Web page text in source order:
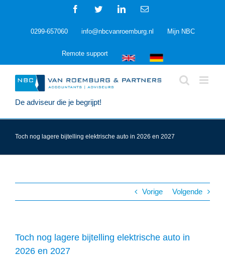
FacebookTwitterLinkedInE-
0299-657060 info@nbcvanroemburg.nl Mijn NBC
Remote support
De adviseur die je begrijpt!
Toch nog lagere bijtelling elektrische auto in 2026 en 2027
Vorige Volgende
Toch nog lagere bijtelling elektrische auto in
2026 en 2027